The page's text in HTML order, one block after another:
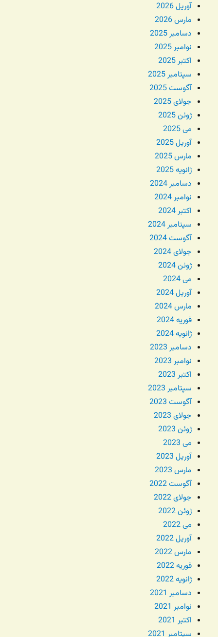
آوریل 2026
مارس 2026
دسامبر 2025
نوامبر 2025
اکتبر 2025
سپتامبر 2025
آگوست 2025
جولای 2025
ژوئن 2025
می 2025
آوریل 2025
مارس 2025
ژانویه 2025
دسامبر 2024
نوامبر 2024
اکتبر 2024
سپتامبر 2024
آگوست 2024
جولای 2024
ژوئن 2024
می 2024
آوریل 2024
مارس 2024
فوریه 2024
ژانویه 2024
دسامبر 2023
نوامبر 2023
اکتبر 2023
سپتامبر 2023
آگوست 2023
جولای 2023
ژوئن 2023
می 2023
آوریل 2023
مارس 2023
آگوست 2022
جولای 2022
ژوئن 2022
می 2022
آوریل 2022
مارس 2022
فوریه 2022
ژانویه 2022
دسامبر 2021
نوامبر 2021
اکتبر 2021
سپتامبر 2021